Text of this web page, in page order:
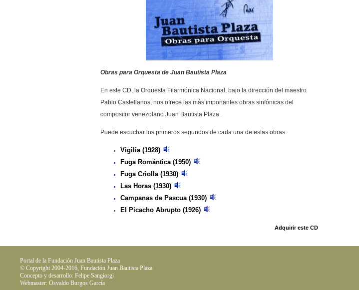
Obras para Orquesta de Juan Bautista Plaza
En este CD, la Orquesta Filarmónica Nacional, bajo la dirección del maestro
Pablo Castellanos, nos ofrece las más importantes obras sinfónicas del
compositor venezolano Juan Bautista Plaza.
Puede escuchar los primeros segundos de cada una de estas obras:
Vigilia (1928)
Fuga Romántica (1950)
Fuga Criolla (1930)
Las Horas (1930)
Campanas de Pascua (1930)
El Picacho Abrupto (1926)
Adquirir este CD
Portal de la Fundación Juan Bautista Plaza
© Copyright 2004-2016, Fundación Juan Bautista Plaza
Concepto y desarrollo: Felipe Sangiorgi
Webmaster: Osvaldo Burgos García